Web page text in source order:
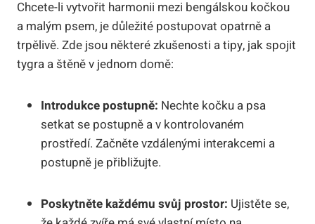
Chcete-li vytvořit harmonii mezi bengálskou kočkou
a malým psem, je důležité postupovat opatrně a
trpělivě. Zde jsou některé zkušenosti a tipy, jak spojit
tygra a štěně v jednom domě:
Introdukce postupně: Nechte kočku a psa
setkat se postupně a v kontrolovaném
prostředí. Začněte vzdálenými interakcemi a
postupně je přibližujte.
Poskytněte každému svůj prostor: Ujistěte se,